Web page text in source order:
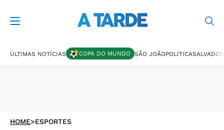
ÚLTIMAS NOTÍCIAS COPA DO MUNDO SÃO JOÃOPOLÍTICASALVADOR
HOME>ESPORTES